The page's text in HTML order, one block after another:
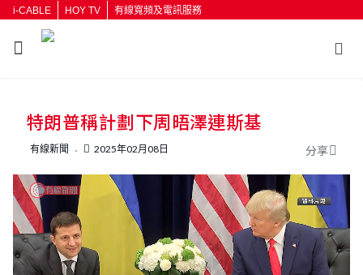
i-CABLE HOY TV 有線寬頻及電訊服務
特朗普稱計劃下周晤澤連斯基
有線新聞 2025年02月08日 分享